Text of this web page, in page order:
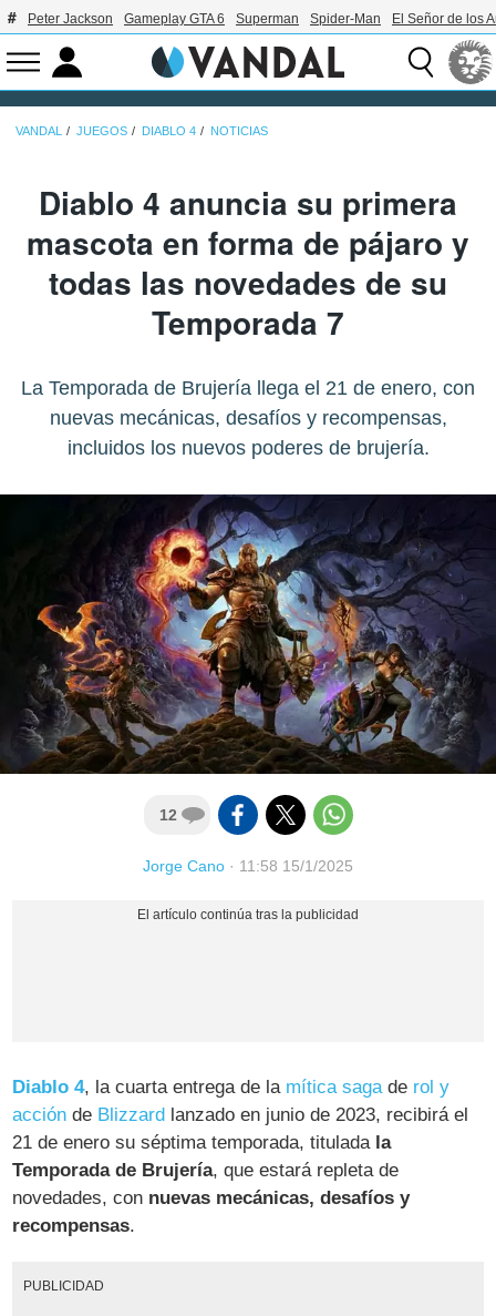
Peter Jackson Gameplay GTA 6 Superman Spider-Man El Señor de los
VANDAL JUEGOS DIABLO 4 NOTICIAS
Diablo 4 anuncia su primera
mascota en forma de pájaro y
todas las novedades de su
Temporada 7
La Temporada de Brujería llega el 21 de enero, con
nuevas mecánicas, desafíos y recompensas,
incluidos los nuevos poderes de brujería.
12
Jorge Cano · 11:58 15/1/2025
Diablo 4, la cuarta entrega de la mítica sagade rol y
acción de Blizzard lanzado en junio de 2023, recibirá el
21 de enero su séptima temporada, titulada la
Temporada de Brujería, que estará repleta de
novedades, con nuevas mecánicas, desafíos y
recompensas.
PUBLICIDAD